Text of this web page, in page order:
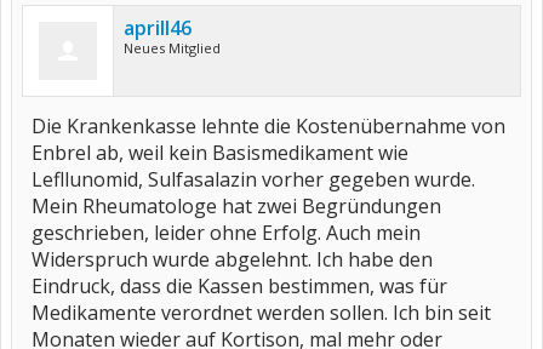
aprill46
Neues Mitglied
Die Krankenkasse lehnte die Kostenübernahme von
Enbrel ab, weil kein Basismedikament wie
Lefllunomid, Sulfasalazin vorher gegeben wurde.
Mein Rheumatologe hat zwei Begründungen
geschrieben, leider ohne Erfolg. Auch mein
Widerspruch wurde abgelehnt. Ich habe den
Eindruck, dass die Kassen bestimmen, was für
Medikamente verordnet werden sollen. Ich bin seit
Monaten wieder auf Kortison, mal mehr oder